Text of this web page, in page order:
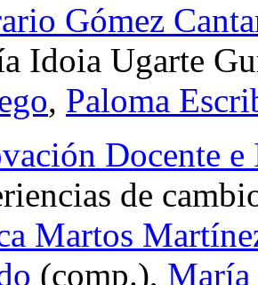
Gómez
Idoia Ugarte
, Paloma
Docente
de
Martos
(comp.), María